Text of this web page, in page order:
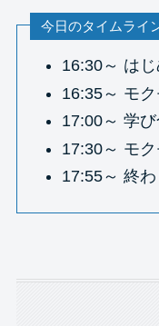
今日のタイムライ
16:30～ は
16:35～ モ
17:00～ 学
17:30～ モ
17:55～ 終